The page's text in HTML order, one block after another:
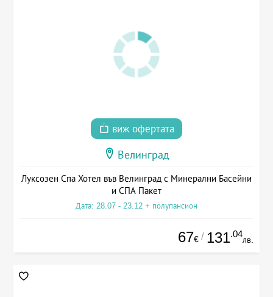
виж офертата
Велинград
Луксозен Спа Хотел във Велинград с Минерални Басейни
и СПА Пакет
Дата: 28.07 - 23.12 + полупансион
67€ / 131.04
лв.